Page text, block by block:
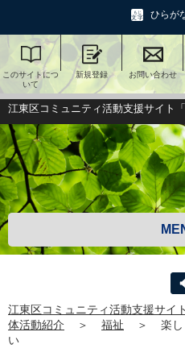
ひらが
このサイトにつ
いて
新規登録 お問い合わせ
江東区コミュニティ活動支援サイト
江東区コミュニティ活動支援サイ
体活動紹介
＞ 福祉 ＞
楽
い